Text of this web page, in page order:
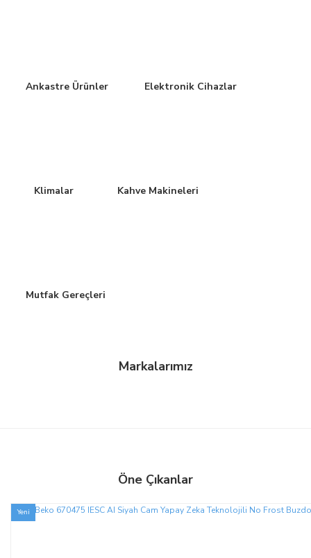
Ankastre Ürünler Elektronik Cihazlar
Klimalar Kahve Makineleri
Mutfak Gereçleri
Markalarımız
Öne Çıkanlar
Yeni